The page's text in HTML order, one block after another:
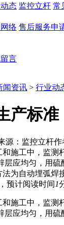
态 监控立杆 常
络 售后服务申
言
闻资讯 > 行业动
产标准
源：监控立杆作
和施工中，监测
层应均匀，用
为自动埋弧焊
预计阅读时间 1
工中，监测
层应均匀，用硫